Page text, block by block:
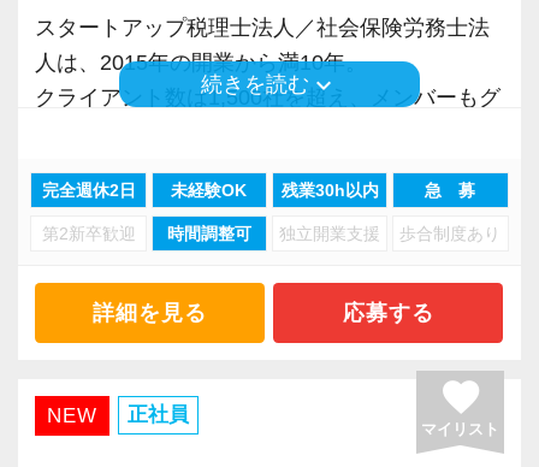
ており、さらなるサービス品質の向上を目指し
ています。
に対して認証される「社労士診断認証制度」を
取得しました。
「職場環境改善宣言企業」と「経営労務診断実
施企業」の認定を受け、今後も社員が働きやす
い環境づくりを積極的に推進していきます。
長く安心して働ける環境を用意してお待ちして
おりますので、当社で将来の不安なく働いてみ
ませんか？
スタートアップ税理士法人／社会保険労務士法
人は、2015年の開業から満10年。
クライアント数は1,500社を超え、メンバーもグ
これまで私たちのサービスを評価、信頼いただ
いたお客様やパートナー様からのご紹介から、
出会いを重ね続けることができ、着実に業績を
伸ばしています。
私たちの組織の最大の資産であり価値の源泉は
続きを読む keyboard_arrow_down
完全週休2日 未経験OK 残業30h以内 急 募
第2新卒歓迎 時間調整可 独立開業支援 歩合制度あり
詳細を見る 応募する
NEW 正社員 favorite
マイリスト